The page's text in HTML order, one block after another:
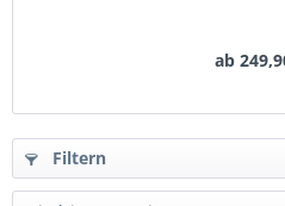
ab
Filtern